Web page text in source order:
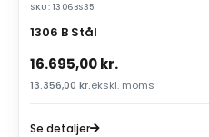
SKU: 1306BS35
1306 B Stål
16.695,00kr.
13.356,00 kr.ekskl. moms
Se detaljer